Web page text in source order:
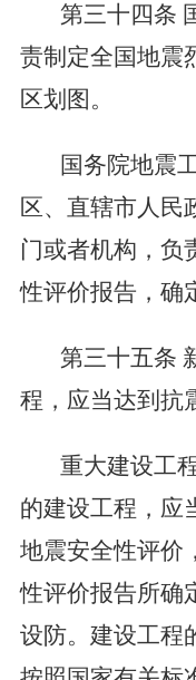
第三十四条
责制定全国地震
区划图。
国务院地震
区、直辖市人民
门或者机构，负
性评价报告，确
第三十五条
程，应当达到抗
重大建设工
的建设工程，应
地震安全性评价
性评价报告所确
设防。建设工程